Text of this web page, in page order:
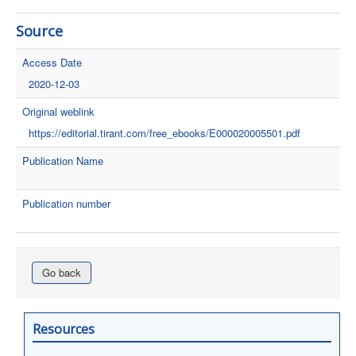
Source
Access Date
2020-12-03
Original weblink
https://editorial.tirant.com/free_ebooks/E000020005501.pdf
Publication Name
Publication number
Go back
Resources